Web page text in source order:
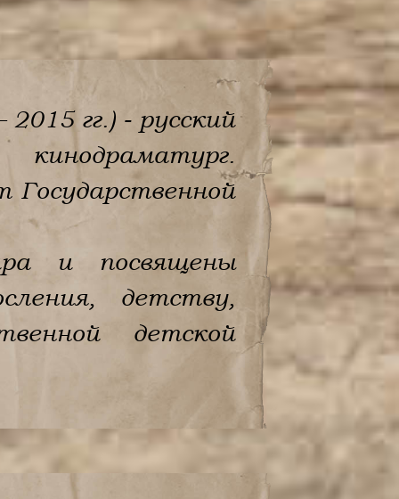
гг.) - русский
Государственной
и посвящены
детству,
детской